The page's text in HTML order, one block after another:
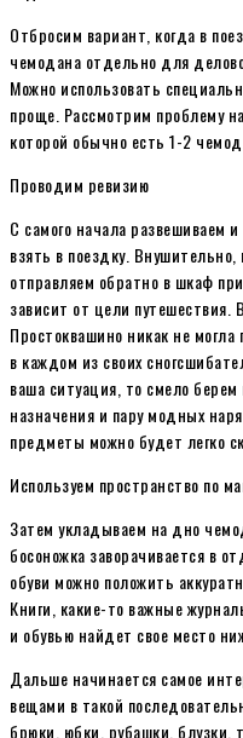
Отбросим вариант, когда в
чемодана отдельно для
Можно использовать
проще. Рассмотрим проблему
которой обычно есть 1-2
Проводим ревизию
С самого начала развешиваем
взять в поездку.
отправляем обратно в шкаф
зависит от цели
Простоквашино никак не
в каждом из своих
ваша ситуация, то смело
назначения и пару модных
предметы можно будет легко
Используем пространство по
Затем укладываем на дно
босоножка заворачивается в
обуви можно положить
Книги, какие-то важные
и обувью найдет свое место
Дальше начинается самое
вещами в такой
брюки, юбки, рубашки, блузки,